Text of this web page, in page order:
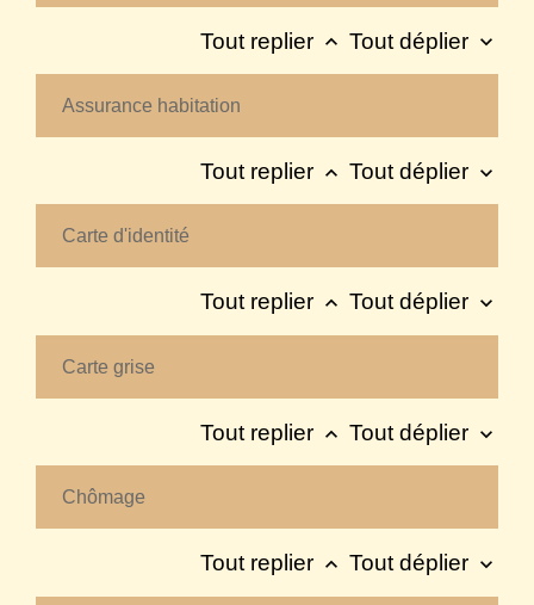
Tout replier keyboard_arrow_up Tout déplier keyboard_arrow_down
Assurance habitation
Tout replier keyboard_arrow_up Tout déplier keyboard_arrow_down
Carte d'identité
Tout replier keyboard_arrow_up Tout déplier keyboard_arrow_down
Carte grise
Tout replier keyboard_arrow_up Tout déplier keyboard_arrow_down
Chômage
Tout replier keyboard_arrow_up Tout déplier keyboard_arrow_down